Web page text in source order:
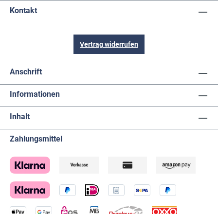
Kontakt
Vertrag widerrufen
Anschrift
Informationen
Inhalt
Zahlungsmittel